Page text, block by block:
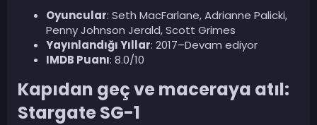
Oyuncular: Seth MacFarlane, Adrianne Palicki,
Penny Johnson Jerald, Scott Grimes
Yayınlandığı Yıllar: 2017–Devam ediyor
IMDB Puanı: 8.0/10
Kapıdan geç ve maceraya atıl:
Stargate SG-1​